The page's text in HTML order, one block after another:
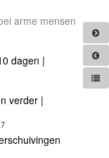
arme mensen
dagen |
verder |